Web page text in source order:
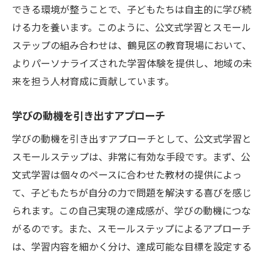
公文式のスモールステップ導入法
効果的なカリキュラムの組み立て方
スモールステップと公文式の連携
公文式の学習法を最大限に活用するコツ
導入成功のためのステップバイステップガ
イド
学びの未来を拓く！鶴見区の公文式とスモール
ステップの融合
未来を見据えた教育アプローチ
地域における教育革新の最前線
スモールステップで未来の学びを設計する
できる環境が整うことで、子どもたちは自主的に学び続
ける力を養います。このように、公文式学習とスモール
ステップの組み合わせは、鶴見区の教育現場において、
よりパーソナライズされた学習体験を提供し、地域の未
来を担う人材育成に貢献しています。
学びの動機を引き出すアプローチ
学びの動機を引き出すアプローチとして、公文式学習と
スモールステップは、非常に有効な手段です。まず、公
文式学習は個々のペースに合わせた教材の提供によっ
て、子どもたちが自分の力で問題を解決する喜びを感じ
られます。この自己実現の達成感が、学びの動機につな
がるのです。また、スモールステップによるアプローチ
は、学習内容を細かく分け、達成可能な目標を設定する